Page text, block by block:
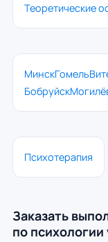
Теоретические
МинскГомель
Бобруйск
Психотерапия
Заказать
по психологии